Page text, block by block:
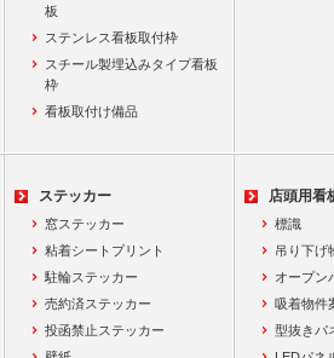
板
ステンレス看板取付枠
スチール製埋込みタイプ看板
枠
看板取付け備品
ステッカー
窓ステッカー
粘着シートプリント
駐輪ステッカー
売約済ステッカー
投函禁止ステッカー
店頭用看
標識
吊り下げ
オープン
吸着物件
型抜きパ